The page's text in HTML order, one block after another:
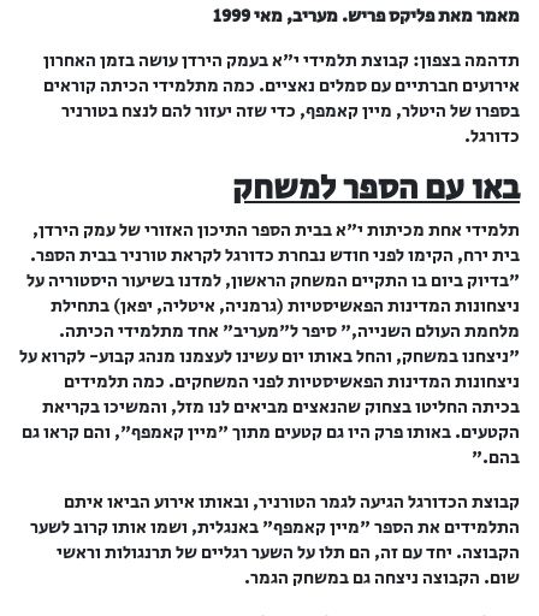
מאמר מאת פליקס פריש. מעריב, מאי 1999
תדהמה בצפון: קבוצת תלמידי י"א בעמק הירדן עושה בזמן האחרון
אירועים חברתיים עם סמלים נאציים. כמה מתלמידי הכיתה קוראים
בספרו של היטלר, מיין קאמפף, כדי שזה יעזור להם לנצח בטורניר
כדורגל.
באו עם הספר למשחק
תלמידי אחת מכיתות י"א בבית הספר התיכון האזורי של עמק הירדן,
בית ירח, הקימו לפני חודש נבחרת כדורגל לקראת טורניר בבית הספר.
"בדיוק ביום בו התקיים המשחק הראשון, למדנו בשיעור היסטוריה על
ניצחונות המדינות הפאשיסטיות (גרמניה, איטליה, יפאן) בתחילת
מלחמת העולם השנייה," סיפר ל"מעריב" אחד מתלמידי הכיתה.
"ניצחנו במשחק, והחל באותו יום עשינו לעצמנו מנהג קבוע- לקרוא על
ניצחונות המדינות הפאשיסטיות לפני המשחקים. כמה תלמידים
בכיתה החליטו בצחוק שהנאצים מביאים לנו מזל, והמשיכו בקריאת
הקטעים. באותו פרק היו גם קטעים מתוך "מיין קאמפף", והם קראו גם
בהם."
קבוצת הכדורגל הגיעה לגמר הטורניר, ובאותו אירוע הביאו איתם
התלמידים את הספר "מיין קאמפף" באנגלית, ושמו אותו קרוב לשער
הקבוצה. יחד עם זה, הם תלו על השער רגליים של תרנגולות וראשי
שום. הקבוצה ניצחה גם במשחק הגמר.